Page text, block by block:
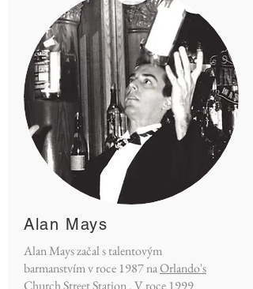
Alan Mays
Alan Mays začal s talentovým
barmanstvím v roce 1987 naOrlando's
Church Street Station . V roce 1999